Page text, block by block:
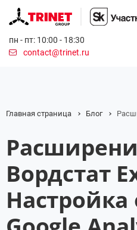
пн - пт: 10:00 - 18:30
contact@trinet.ru
Главная страница Блог
Вордстат
Настройка